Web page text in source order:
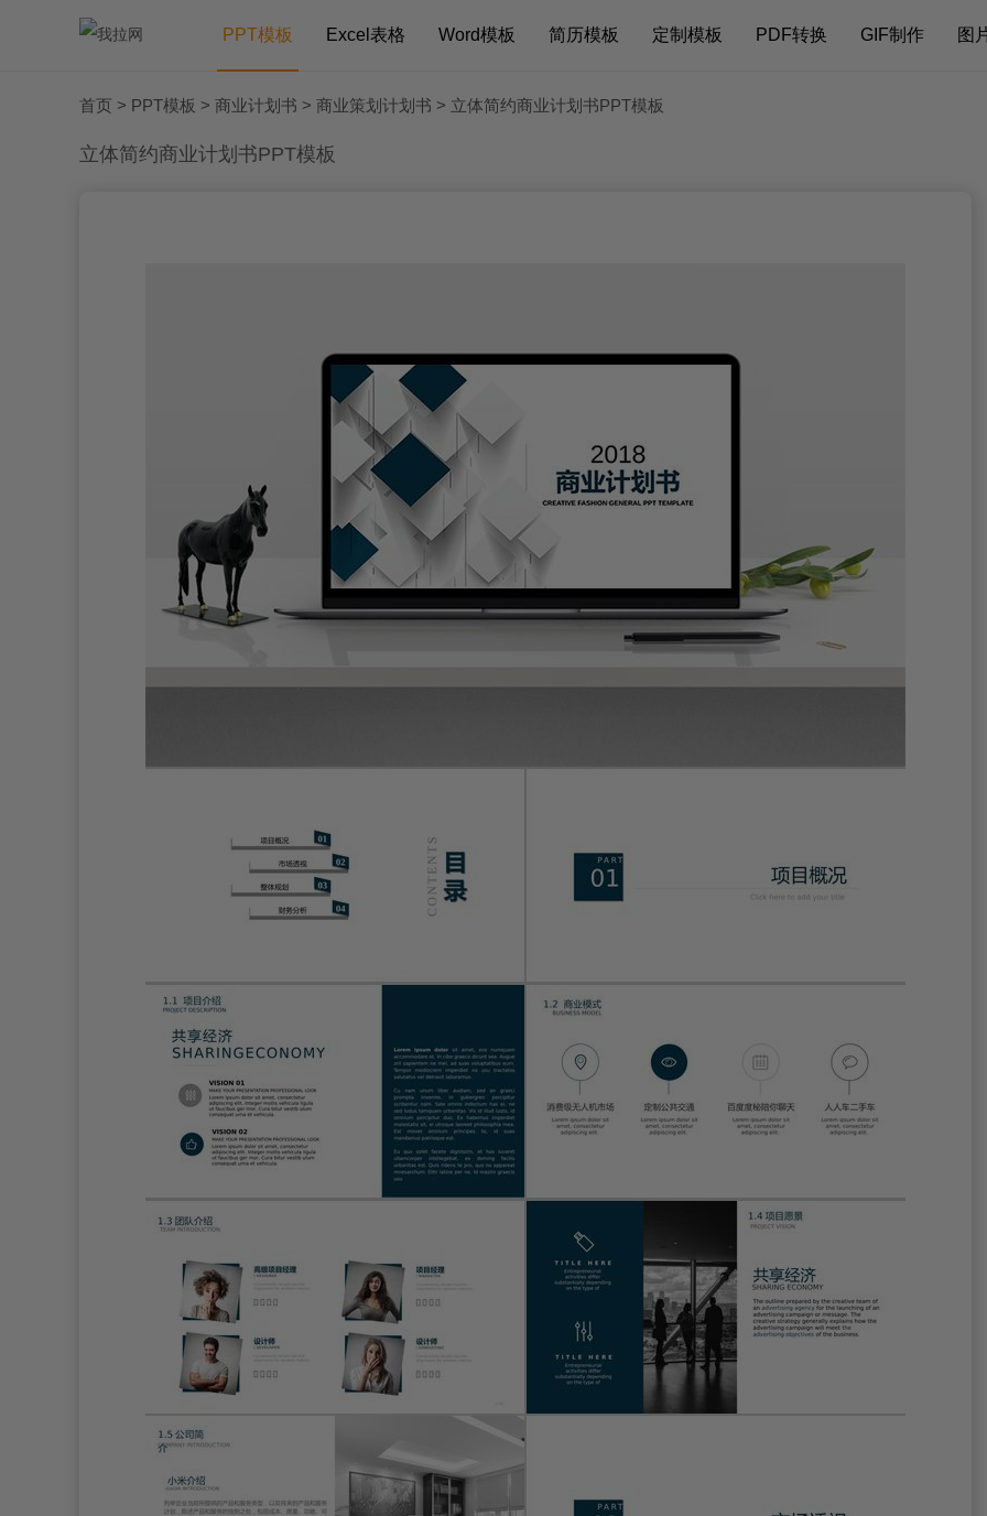
PPT模板 Excel表格 Word模板 简历模板 定制模板 PDF转换 GIF制作 图
首页 > PPT模板 > 商业计划书 > 商业策划计划书 > 立体简约商业计划书PPT模板
立体简约商业计划书PPT模板